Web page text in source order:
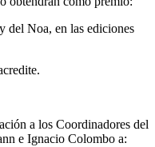
del Noa, en las ediciones
a los Coordinadores del
e Ignacio Colombo a: